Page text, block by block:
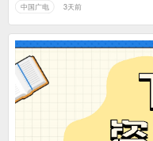
中国广电 3天前